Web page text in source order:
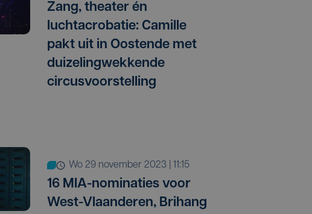
Zang, theater én
luchtacrobatie: Camille
pakt uit in Oostende met
duizelingwekkende
circusvoorstelling
wo 29 november 2023 | 11:15
16 MIA-nominaties voor
West-Vlaanderen, Brihang